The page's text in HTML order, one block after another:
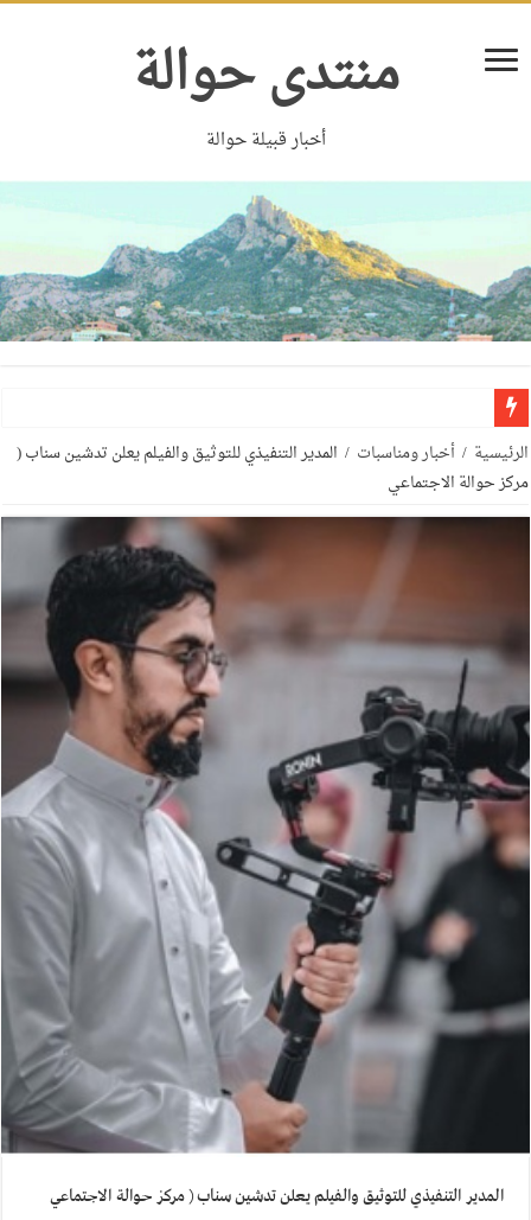
منتدى حوالة
أخبار قبيلة حوالة
الرئيسية / أخبار ومناسبات / المدير التنفيذي للتوثيق والفيلم يعلن تدشين سناب (
مركز حوالة الاجتماعي
المدير التنفيذي للتوثيق والفيلم يعلن تدشين سناب ( مركز حوالة الاجتماعي